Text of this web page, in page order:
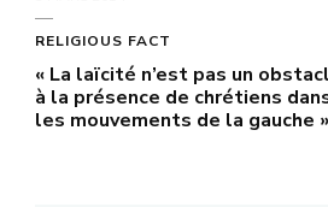
RELIGIOUS FACT
« La laïcité n’est pas un
à la présence de chrétiens
les mouvements de la gauche »